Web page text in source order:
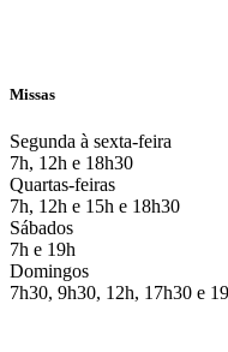
Missas
Segunda à sexta-feira
7h, 12h e 18h30
Quartas-feiras
7h, 12h e 15h e 18h30
Sábados
7h e 19h
Domingos
7h30, 9h30, 12h, 17h30 e